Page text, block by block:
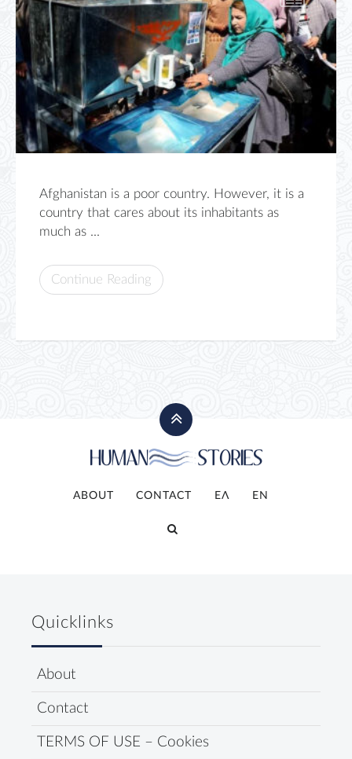
Afghanistan is a poor country. However, it is a
country that cares about its inhabitants as
much as ...
Continue Reading
ABOUT CONTACT ΕΛ ΕΝ
Quicklinks
About
Contact
TERMS OF USE – Cookies